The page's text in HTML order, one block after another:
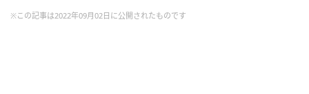
※この記事は2022年09月02日に公開されたものです